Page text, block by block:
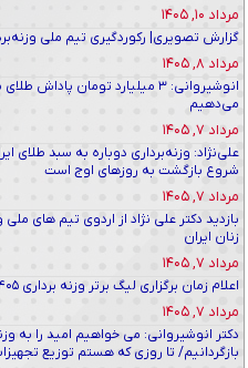
مرداد ۱۰, ۱۴۰۵
گزارش تصویری| رکوردگیری تیم ملی
مرداد ۸, ۱۴۰۵
انوشیروانی: ۳ میلیارد تومان
می‌دهیم
مرداد ۷, ۱۴۰۵
علی‌نژاد: وزنه‌برداری دوباره به سبد طلای
شروع بازگشت به روزهای اوج است
مرداد ۷, ۱۴۰۵
بازدید دکتر علی نژاد از اردوی تیم های ملی
زنان ایران
مرداد ۷, ۱۴۰۵
اعلام زمان برگزاری لیگ برتر وزنه برداری ۱۴۰۵
مرداد ۷, ۱۴۰۵
دکتر انوشیروانی: می خواهیم امید را به
بازگردانیم/ تا روزی که هستم توزیع